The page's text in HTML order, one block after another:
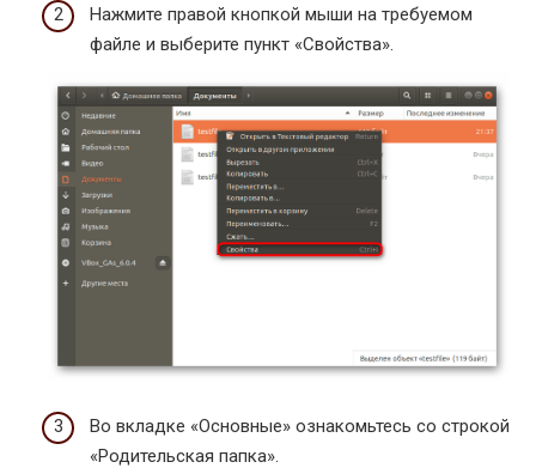
Нажмите правой кнопкой мыши на требуемом
файле и выберите пункт «Свойства».
Во вкладке «Основные» ознакомьтесь со строкой
«Родительская папка».